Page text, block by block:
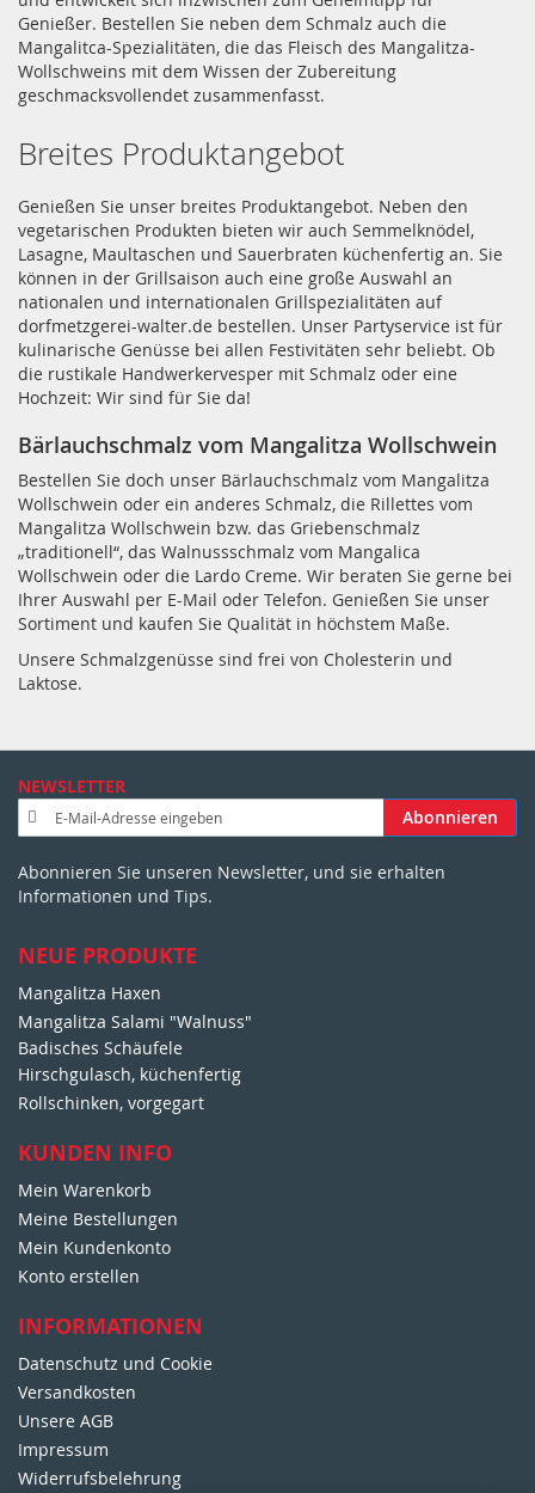
Genießer. Bestellen Sie neben dem Schmalz auch die
Mangalitca-Spezialitäten, die das Fleisch des Mangalitza-
Wollschweins mit dem Wissen der Zubereitung
geschmacksvollendet zusammenfasst.
Breites Produktangebot
Genießen Sie unser breites Produktangebot. Neben den
vegetarischen Produkten bieten wir auch Semmelknödel,
Lasagne, Maultaschen und Sauerbraten küchenfertig an. Sie
können in der Grillsaison auch eine große Auswahl an
nationalen und internationalen Grillspezialitäten auf
dorfmetzgerei-walter.de bestellen. Unser Partyservice ist für
kulinarische Genüsse bei allen Festivitäten sehr beliebt. Ob
die rustikale Handwerkervesper mit Schmalz oder eine
Hochzeit: Wir sind für Sie da!
Bärlauchschmalz vom Mangalitza Wollschwein
Bestellen Sie doch unser Bärlauchschmalz vom Mangalitza
Wollschwein oder ein anderes Schmalz, die Rillettes vom
Mangalitza Wollschwein bzw. das Griebenschmalz
„traditionell“, das Walnussschmalz vom Mangalica
Wollschwein oder die Lardo Creme. Wir beraten Sie gerne bei
Ihrer Auswahl per E-Mail oder Telefon. Genießen Sie unser
Sortiment und kaufen Sie Qualität in höchstem Maße.
Unsere Schmalzgenüsse sind frei von Cholesterin und
Laktose.
NEWSLETTER
n
e
l
u
g
z
u
m
N
w
s
l
e
t
e
:
Abonnieren
Abonnieren Sie unseren Newsletter, und sie erhalten
Informationen und Tips.
NEUE PRODUKTE
Mangalitza Haxen
Mangalitza Salami "Walnuss"
Badisches Schäufele
Hirschgulasch, küchenfertig
Rollschinken, vorgegart
KUNDEN INFO
Mein Warenkorb
Meine Bestellungen
Mein Kundenkonto
Konto erstellen
INFORMATIONEN
Datenschutz und Cookie
Versandkosten
Unsere AGB
Impressum
Widerrufsbelehrung